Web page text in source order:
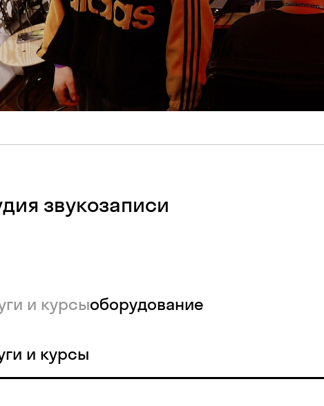
звукозаписи
и курсыоборудование
и курсы